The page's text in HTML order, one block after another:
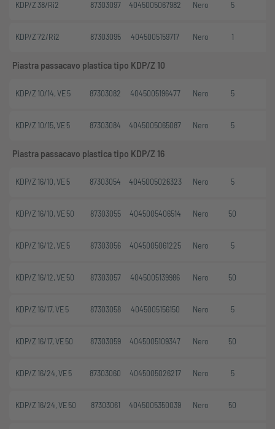
KDP/Z 38/Ri2 87303097 4045005067982 Nero 5
KDP/Z 72/Ri2 87303095 4045005159717 Nero 1
Piastra passacavo plastica tipo KDP/Z 10
KDP/Z 10/14, VE 5 87303082 4045005196477 Nero 5
KDP/Z 10/15, VE 5 87303084 4045005065087 Nero 5
Piastra passacavo plastica tipo KDP/Z 16
KDP/Z 16/10, VE 5 87303054 4045005026323 Nero 5
KDP/Z 16/10, VE 50 87303055 4045005406514 Nero 50
KDP/Z 16/12, VE 5 87303056 4045005061225 Nero 5
KDP/Z 16/12, VE 50 87303057 4045005139986 Nero 50
KDP/Z 16/17, VE 5 87303058 4045005156150 Nero 5
KDP/Z 16/17, VE 50 87303059 4045005109347 Nero 50
KDP/Z 16/24, VE 5 87303060 4045005026217 Nero 5
KDP/Z 16/24, VE 50 87303061 4045005350039 Nero 50